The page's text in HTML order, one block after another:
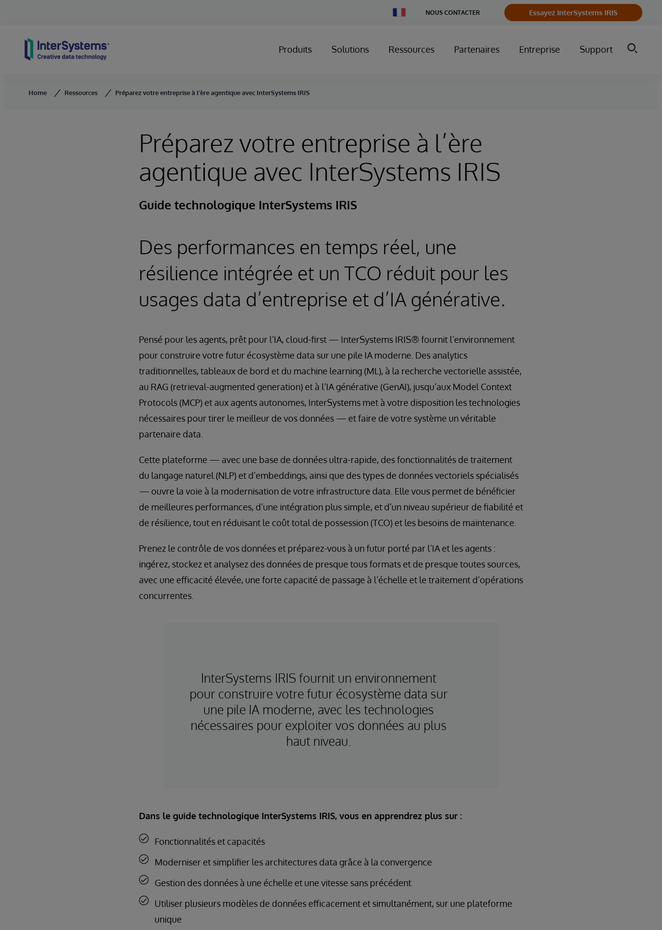
Country
NOUS CONTACTER Essayez InterSystems IRIS
Produits Solutions Ressources Partenaires Entreprise Support
Home Ressources Préparez votre entreprise à l’ère agentique avec InterSystems IRIS
Préparez votre entreprise à l’ère
agentique avec InterSystems IRIS
Guide technologique InterSystems IRIS
Des performances en temps réel, une
résilience intégrée et un TCO réduit pour les
usages data d’entreprise et d’IA générative.
Pensé pour les agents, prêt pour l’IA, cloud-first — InterSystems IRIS® fournit l’environnement
pour construire votre futur écosystème data sur une pile IA moderne. Des analytics
traditionnelles, tableaux de bord et du machine learning (ML), à la recherche vectorielle assistée,
au RAG (retrieval-augmented generation) et à l’IA générative (GenAI), jusqu’aux Model Context
Protocols (MCP) et aux agents autonomes, InterSystems met à votre disposition les technologies
nécessaires pour tirer le meilleur de vos données — et faire de votre système un véritable
partenaire data.
Cette plateforme — avec une base de données ultra-rapide, des fonctionnalités de traitement
du langage naturel (NLP) et d’embeddings, ainsi que des types de données vectoriels spécialisés
— ouvre la voie à la modernisation de votre infrastructure data. Elle vous permet de bénéficier
de meilleures performances, d’une intégration plus simple, et d’un niveau supérieur de fiabilité et
de résilience, tout en réduisant le coût total de possession (TCO) et les besoins de maintenance.
Prenez le contrôle de vos données et préparez-vous à un futur porté par l’IA et les agents :
ingérez, stockez et analysez des données de presque tous formats et de presque toutes sources,
avec une efficacité élevée, une forte capacité de passage à l’échelle et le traitement d’opérations
concurrentes.
InterSystems IRIS fournit un environnement
pour construire votre futur écosystème data sur
une pile IA moderne, avec les technologies
nécessaires pour exploiter vos données au plus
haut niveau.
Dans le guide technologique InterSystems IRIS, vous en apprendrez plus sur :
Fonctionnalités et capacités
Moderniser et simplifier les architectures data grâce à la convergence
Gestion des données à une échelle et une vitesse sans précédent
Utiliser plusieurs modèles de données efficacement et simultanément, sur une plateforme
unique